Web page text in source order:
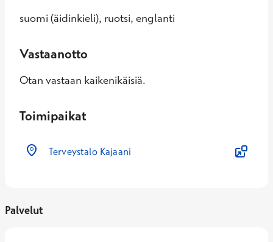
suomi (äidinkieli), ruotsi, englanti
Vastaanotto
Otan vastaan kaikenikäisiä.
Toimipaikat
Terveystalo Kajaani
Palvelut